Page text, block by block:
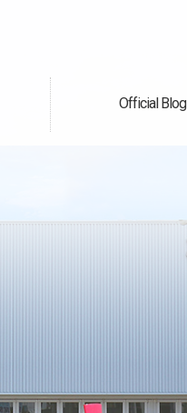
Official Blog
公式ブログ